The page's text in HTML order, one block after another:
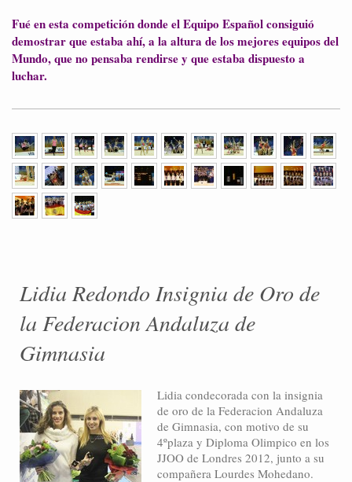
Fué en esta competición donde el Equipo Español consiguió
demostrar que estaba ahí, a la altura de los mejores equipos del
Mundo, que no pensaba rendirse y que estaba dispuesto a
luchar.
Lidia Redondo Insignia de Oro de
la Federacion Andaluza de
Gimnasia
Lidia condecorada con la insignia
de oro de la Federacion Andaluza
de Gimnasia, con motivo de su
4ºplaza y Diploma Olimpico en los
JJOO de Londres 2012, junto a su
compañera Lourdes Mohedano.